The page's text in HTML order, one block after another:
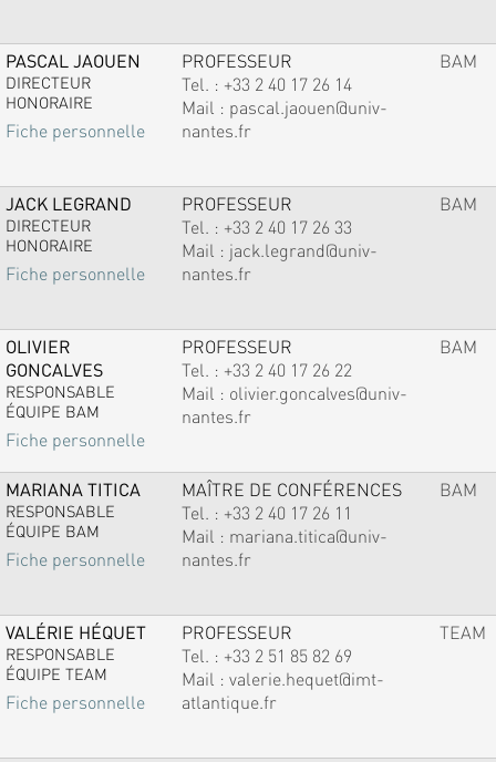
PASCAL JAOUEN
DIRECTEUR
HONORAIRE
Fiche personnelle
PROFESSEUR
Tel. : +33 2 40 17 26 14
Mail : pascal.jaouen@univ-
nantes.fr
BAM
JACK LEGRAND
DIRECTEUR
HONORAIRE
Fiche personnelle
PROFESSEUR
Tel. : +33 2 40 17 26 33
Mail : jack.legrand@univ-
nantes.fr
BAM
OLIVIER
GONCALVES
RESPONSABLE
ÉQUIPE BAM
Fiche personnelle
PROFESSEUR
Tel. : +33 2 40 17 26 22
Mail : olivier.goncalves@univ-
nantes.fr
BAM
MARIANA TITICA
RESPONSABLE
ÉQUIPE BAM
Fiche personnelle
MAÎTRE DE CONFÉRENCES
Tel. : +33 2 40 17 26 11
Mail : mariana.titica@univ-
nantes.fr
BAM
VALÉRIE HÉQUET
RESPONSABLE
ÉQUIPE TEAM
Fiche personnelle
PROFESSEUR
Tel. : +33 2 51 85 82 69
Mail : valerie.hequet@imt-
atlantique.fr
TEAM